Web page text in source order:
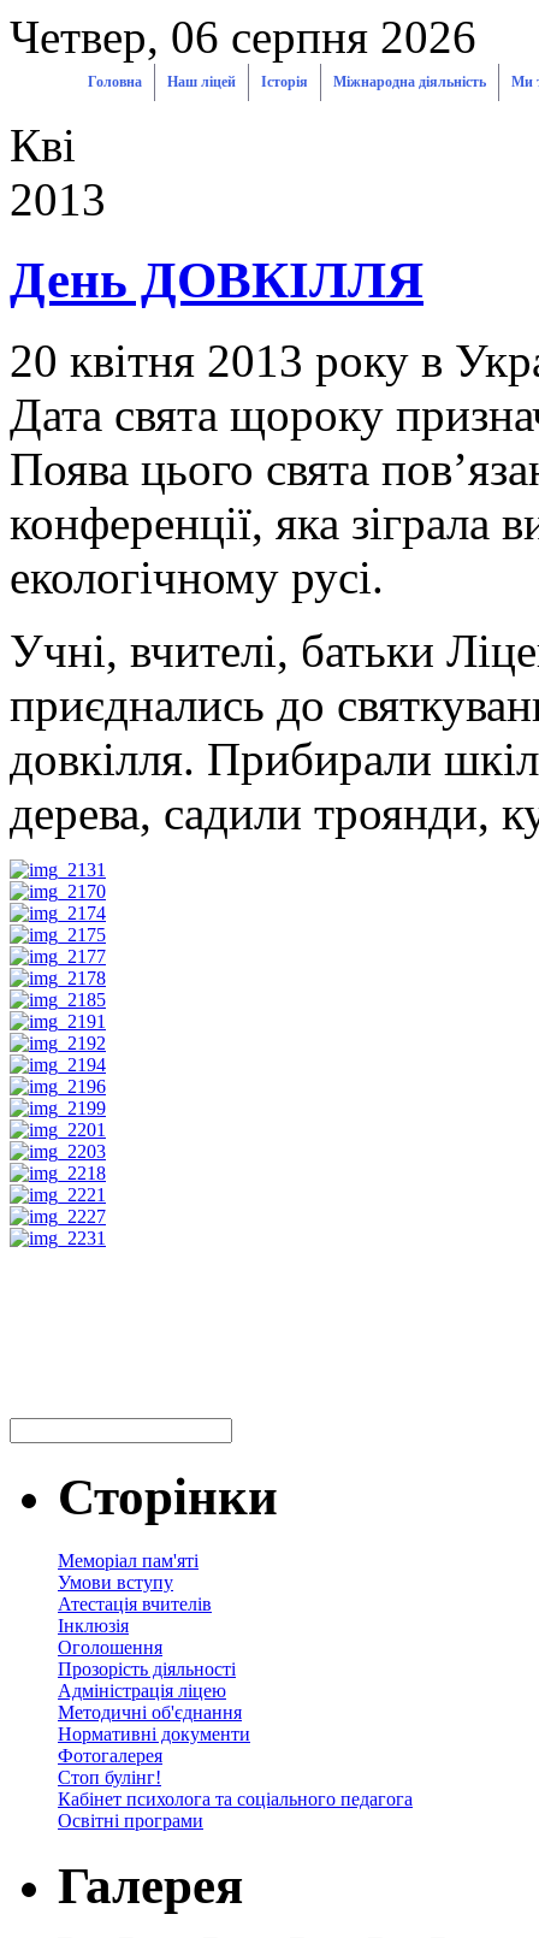
Четвер, 06 серпня 2026
Головна Наш ліцей Історія Міжнародна діяльність Ми
Кві
2013
День ДОВКІЛЛЯ
20 квітня 2013 року в
Дата свята щороку
Поява цього свята
конференції, яка зіграла
екологічному русі.
Учні, вчителі, батьки
приєднались до
довкілля. Прибирали
дерева, садили троянди,
Сторінки
Меморіал пам'яті
Умови вступу
Атестація вчителів
Інклюзія
Оголошення
Прозорість діяльності
Адміністрація ліцею
Методичні об'єднання
Нормативні документи
Фотогалерея
Стоп булінг!
Кабінет психолога та соціального педагога
Освітні програми
Галерея